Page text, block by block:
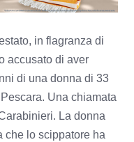
in flagranza di
accusato di aver
di una donna di 33
Una chiamata
La donna
che lo scippatore ha